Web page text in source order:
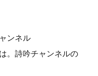
ンネル
。詩吟チャンネルの